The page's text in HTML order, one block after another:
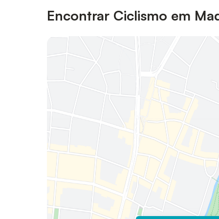
Encontrar Ciclismo em